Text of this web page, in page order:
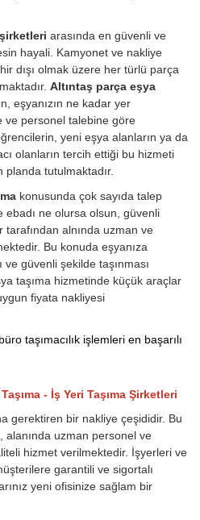
arasında en güvenli ve
hayali. Kamyonet ve nakliye
dışı olmak üzere her türlü parça
Altıntaş parça eşya
eşyanızın ne kadar yer
ve personel talebine göre
yeni eşya alanların ya da
olanların tercih ettiği bu hizmeti
tutulmaktadır.
konusunda çok sayıda talep
ebadı ne olursa olsun, güvenli
tarafından alnında uzman ve
Bu konuda eşyanıza
ve güvenli şekilde taşınması
taşıma hizmetinde küçük araçlar
fiyata nakliyesi
taşımacılık işlemleri en başarılı
- İş Yeri Taşıma Şirketleri
gerektiren bir nakliye çeşididir. Bu
alanında uzman personel ve
hizmet verilmektedir. İşyerleri ve
garantili ve sigortalı
yeni ofisinize sağlam bir